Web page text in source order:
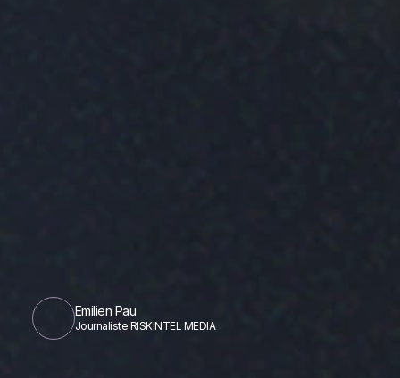
Emilien Pau
Journaliste RISKINTEL MEDIA